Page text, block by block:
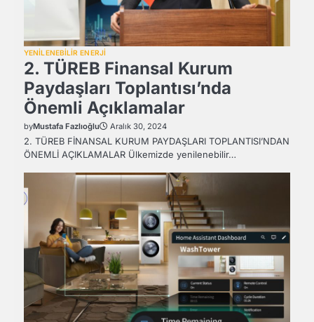
YENİLENEBİLİR ENERJİ
2. TÜREB Finansal Kurum
Paydaşları Toplantısı’nda
Önemli Açıklamalar
byMustafa Fazlıoğlu Aralık 30, 2024
2. TÜREB FİNANSAL KURUM PAYDAŞLARI TOPLANTISI’NDAN
ÖNEMLİ AÇIKLAMALAR Ülkemizde yenilenebilir…